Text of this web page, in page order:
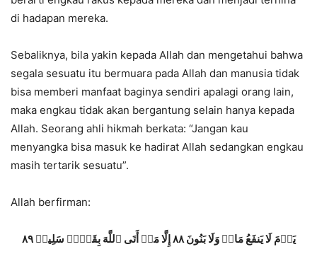
di hadapan mereka.
Sebaliknya, bila yakin kepada Allah dan mengetahui bahwa
segala sesuatu itu bermuara pada Allah dan manusia tidak
bisa memberi manfaat baginya sendiri apalagi orang lain,
maka engkau tidak akan bergantung selain hanya kepada
Allah. Seorang ahli hikmah berkata: “Jangan kau
menyangka bisa masuk ke hadirat Allah sedangkan engkau
masih tertarik sesuatu”.
Allah berfirman:
يَوۡمَ لَا يَنفَعُ مَالٞ وَلَا بَنُونَ ٨٨ إِلَّا مَنۡ أَتَى ٱللَّهَ بِقَلۡبٖ سَلِيمٖ ٨٩